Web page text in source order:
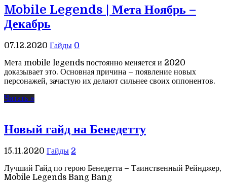
Mobile Legends | Мета Ноябрь –
Декабрь
07.12.2020 Гайды 0
Мета mobile legends постоянно меняется и 2020
доказывает это. Основная причина – появление новых
персонажей, зачастую их делают сильнее своих оппонентов.
Читать »
Новый гайд на Бенедетту
15.11.2020 Гайды 2
Лучший Гайд по герою Бенедетта – Таинственный Рейнджер,
Mobile Legends Bang Bang